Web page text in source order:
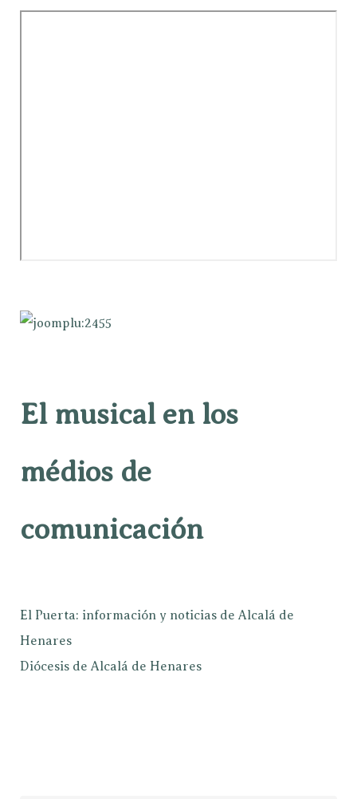
El musical en los
médios de
comunicación
El Puerta: información y noticias de Alcalá de
Henares
Diócesis de Alcalá de Henares